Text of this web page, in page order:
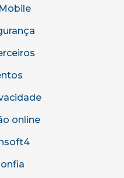
online